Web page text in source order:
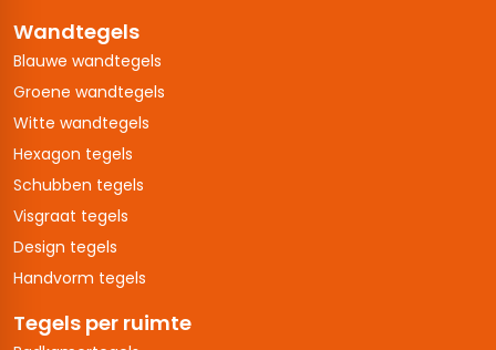
Wandtegels
Blauwe wandtegels
Groene wandtegels
Witte wandtegels
Hexagon tegels
Schubben tegels
Visgraat tegels
Design tegels
Handvorm tegels
Tegels per ruimte